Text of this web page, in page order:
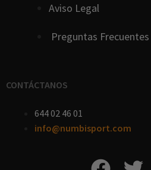
Aviso Legal
Preguntas Frecuentes
CONTÁCTANOS
644 02 46 01
info@numbisport.com